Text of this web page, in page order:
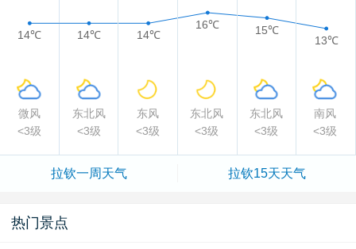
14℃ 14℃ 14℃
16℃ 15℃
13℃
微风 东北风 东风 东北风 东北风
南风
<3级
<3级 <3级 <3级 <3级 <3级
拉钦一周天气 拉钦15天天气
热门景点